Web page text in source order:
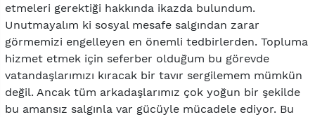
etmeleri gerektiği hakkında ikazda bulundum.
Unutmayalım ki sosyal mesafe salgından zarar
görmemizi engelleyen en önemli tedbirlerden. Topluma
hizmet etmek için seferber olduğum bu görevde
vatandaşlarımızı kıracak bir tavır sergilemem mümkün
değil. Ancak tüm arkadaşlarımız çok yoğun bir şekilde
bu amansız salgınla var gücüyle mücadele ediyor. Bu